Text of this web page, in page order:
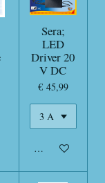
Sera;
LED
Driver 20
V DC
€ 45,99
In winkelwagen